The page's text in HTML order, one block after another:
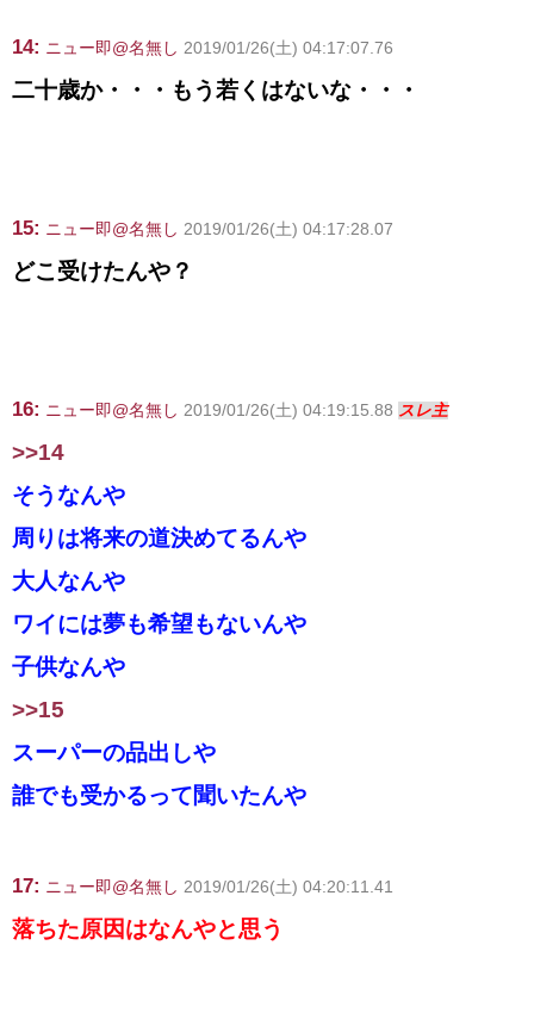
14: ニュー即@名無し 2019/01/26(土) 04:17:07.76
二十歳か・・・もう若くはないな・・・
15: ニュー即@名無し 2019/01/26(土) 04:17:28.07
どこ受けたんや？
16: ニュー即@名無し 2019/01/26(土) 04:19:15.88 スレ主
>>14
そうなんや
周りは将来の道決めてるんや
大人なんや
ワイには夢も希望もないんや
子供なんや
>>15
スーパーの品出しや
誰でも受かるって聞いたんや
17: ニュー即@名無し 2019/01/26(土) 04:20:11.41
落ちた原因はなんやと思う